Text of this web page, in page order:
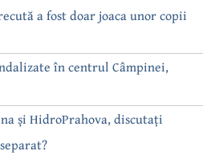
a fost doar joaca unor copii
în centrul Câmpinei,
și HidroPrahova, discutați